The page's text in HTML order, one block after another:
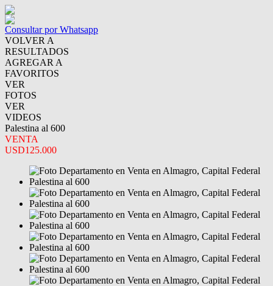
Consultar por Whatsapp
VOLVER A
RESULTADOS
AGREGAR A
FAVORITOS
VER
FOTOS
VER
VIDEOS
Palestina al 600
VENTA
USD125.000